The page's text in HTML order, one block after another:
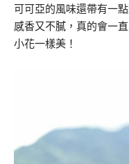
可可亞的風味還帶有一
感香又不膩，真的會一
小花一樣美！